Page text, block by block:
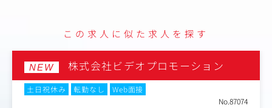
この求人に似た求人を探す
NEW 株式会社ビデオプロモーション
土日祝休み 転勤なし
Web面接
No.87074